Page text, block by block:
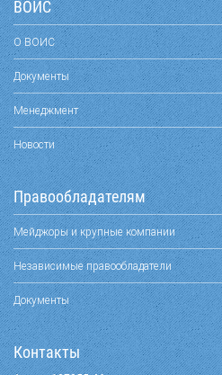
ВОИС
О ВОИС
Документы
Менеджмент
Новости
Правообладателям
Мейджоры и крупные компании
Независимые правообладатели
Документы
Контакты